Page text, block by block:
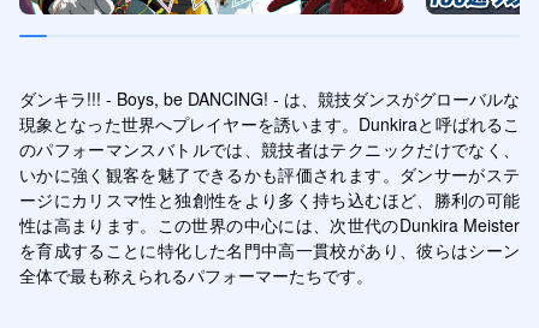
ダンキラ!!! - Boys, be DANCING! - は、競技ダンスがグローバルな
現象となった世界へプレイヤーを誘います。Dunkiraと呼ばれるこ
のパフォーマンスバトルでは、競技者はテクニックだけでなく、
いかに強く観客を魅了できるかも評価されます。ダンサーがステ
ージにカリスマ性と独創性をより多く持ち込むほど、勝利の可能
性は高まります。この世界の中心には、次世代のDunkira Meister
を育成することに特化した名門中高一貫校があり、彼らはシーン
全体で最も称えられるパフォーマーたちです。